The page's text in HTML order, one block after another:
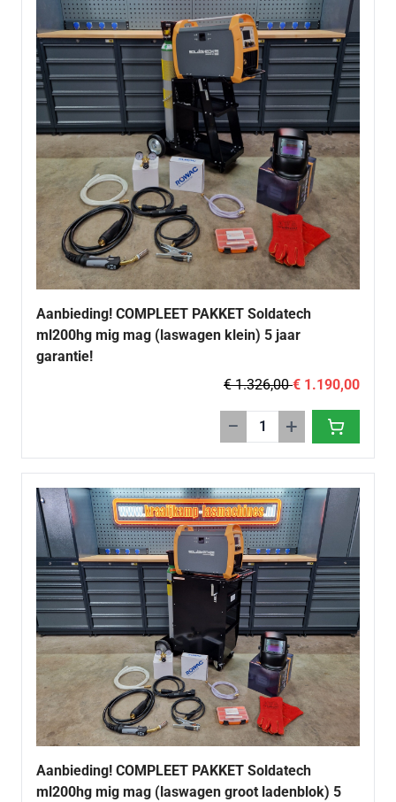
Aanbieding! COMPLEET PAKKET Soldatech
ml200hg mig mag (laswagen klein) 5 jaar
garantie!
€ 1.326,00€ 1.190,00
− +
Aanbieding! COMPLEET PAKKET Soldatech
ml200hg mig mag (laswagen groot ladenblok) 5